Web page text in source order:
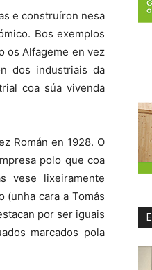
e construíron nesa
Bos exemplos
os Alfageme en vez
dos industriais da
coa súa vivenda
Román en 1928. O
polo que coa
vese lixeiramente
(unha cara a Tomás
por ser iguais
marcados pola